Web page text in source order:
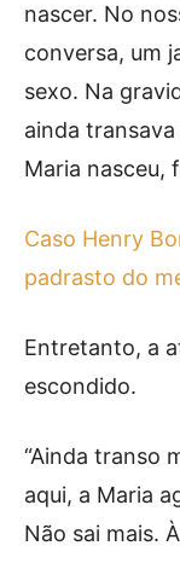
nascer. No
conversa, um
sexo. Na
ainda
Maria nasceu,
Caso Henry
padrasto do
Entretanto, a
escondido.
“Ainda transo
aqui, a Maria
Não sai mais.